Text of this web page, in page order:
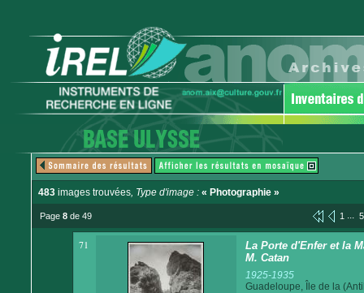
483 images trouvées, Type d'image : « Photographie »
Page 8 de 49 1 ... 5
71
La Porte d'Enfer et la
M. Catan
1925-1935
Guadeloupe, Île de la